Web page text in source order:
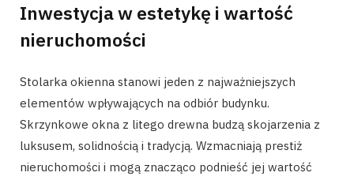
Inwestycja w estetykę i wartość
nieruchomości
Stolarka okienna stanowi jeden z najważniejszych
elementów wpływających na odbiór budynku.
Skrzynkowe okna z litego drewna budzą skojarzenia z
luksusem, solidnością i tradycją. Wzmacniają prestiż
nieruchomości i mogą znacząco podnieść jej wartość